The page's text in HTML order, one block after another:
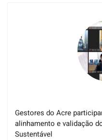
Gestores do Acre
alinhamento e validação
Sustentável